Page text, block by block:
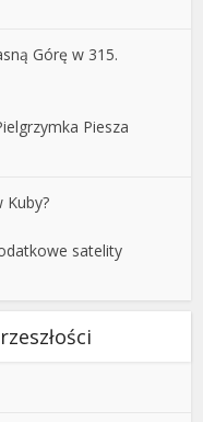
Górę w 315.
Piesza
Kuby?
satelity